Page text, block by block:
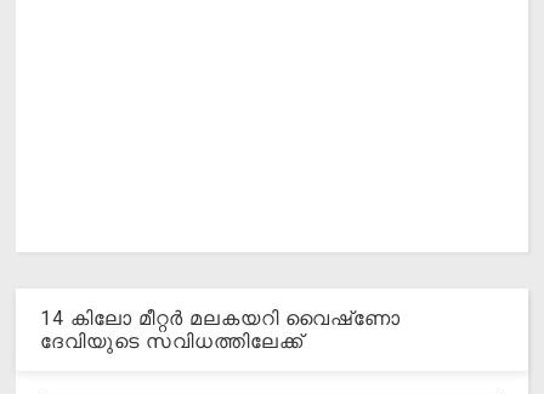
14 കിലോ മീറ്റര്‍ മലകയറി വൈഷ്‌ണോ
ദേവിയുടെ സവിധത്തിലേക്ക്